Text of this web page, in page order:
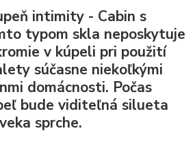
intimity - Cabin s
typom skla neposkytuje
v kúpeli pri použití
súčasne niekoľkými
domácnosti. Počas
bude viditeľná silueta
sprche.